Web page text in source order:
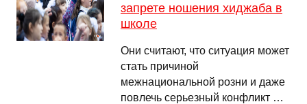
запрете ношения хиджаба в
школе
Они считают, что ситуация может
стать причиной
межнациональной розни и даже
повлечь серьезный конфликт …